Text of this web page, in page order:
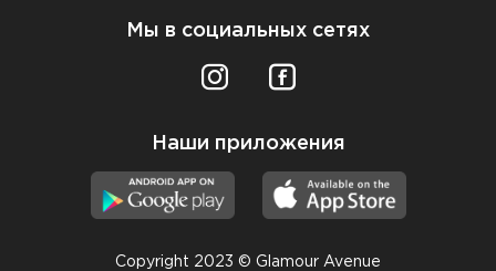
Мы в социальных сетях
Наши приложения
Copyright 2023 © Glamour Avenue